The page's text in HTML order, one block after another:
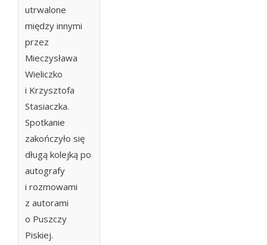
utrwalone
między innymi
przez
Mieczysława
Wieliczko
i Krzysztofa
Stasiaczka.
Spotkanie
zakończyło się
długą kolejką po
autografy
i rozmowami
z autorami
o Puszczy
Piskiej.